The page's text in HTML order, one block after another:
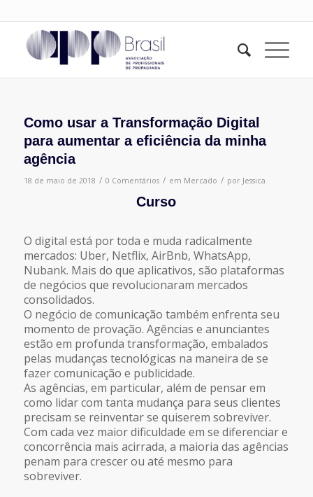
Como usar a Transformação Digital
para aumentar a eficiência da minha
agência
18 de maio de 2018 / 0 Comentários / em Mercado / por Jessica
Curso
O digital está por toda e muda radicalmente
mercados: Uber, Netflix, AirBnb, WhatsApp,
Nubank. Mais do que aplicativos, são plataformas
de negócios que revolucionaram mercados
consolidados.
O negócio de comunicação também enfrenta seu
momento de provação. Agências e anunciantes
estão em profunda transformação, embalados
pelas mudanças tecnológicas na maneira de se
fazer comunicação e publicidade.
As agências, em particular, além de pensar em
como lidar com tanta mudança para seus clientes
precisam se reinventar se quiserem sobreviver.
Com cada vez maior dificuldade em se diferenciar e
concorrência mais acirrada, a maioria das agências
penam para crescer ou até mesmo para
sobreviver.